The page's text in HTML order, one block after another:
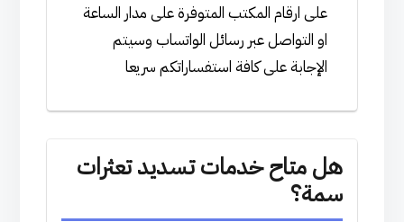
على ارقام المكتب المتوفرة على مدار الساعة
او التواصل عبر رسائل الواتساب وسيتم
الإجابة على كافة استفساراتكم سريعا
هل متاح خدمات تسديد تعثرات
سمة؟